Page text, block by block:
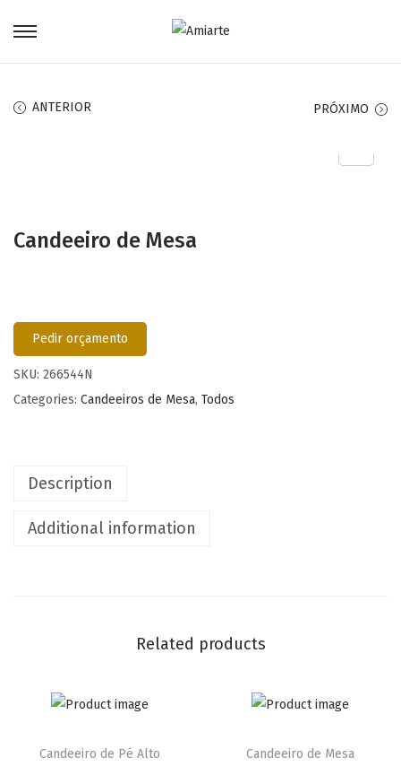
ANTERIOR PRÓXIMO
Candeeiro de Mesa
Pedir orçamento
SKU: 266544N
Categories: Candeeiros de Mesa, Todos
Description
Additional information
Related products
Candeeiro de Pé Alto Candeeiro de Mesa